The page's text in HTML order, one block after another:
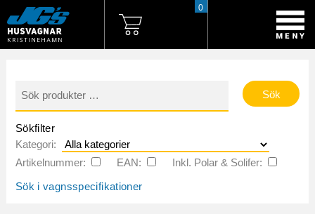
0
efter:
Sökfilter
Kategori:
Artikelnummer:
EAN:
Inkl. Polar & Solifer:
Sök i vagnsspecifikationer